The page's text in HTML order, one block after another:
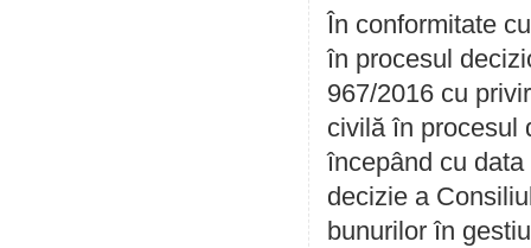
În conformitate
în procesul
967/2016 cu
civilă în procesul
începând cu
decizie a
bunurilor în